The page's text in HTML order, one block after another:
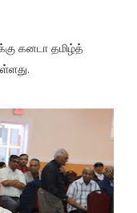
கனடா தமிழ்த்